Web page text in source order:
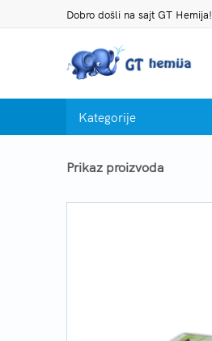
Dobro došli na sajt GT Hemija!
Kategorije
Prikaz proizvoda